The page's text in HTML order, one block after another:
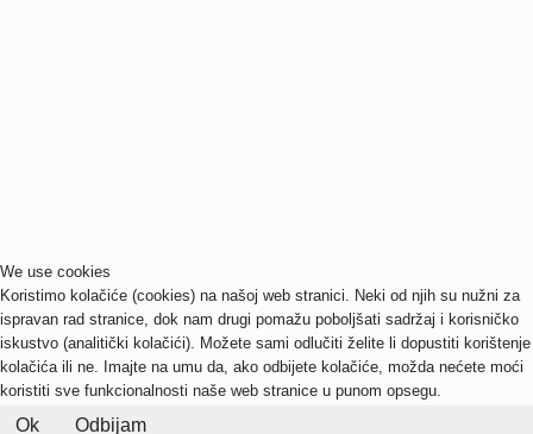
We use cookies
Koristimo kolačiće (cookies) na našoj web stranici. Neki od njih su nužni za
ispravan rad stranice, dok nam drugi pomažu poboljšati sadržaj i korisničko
iskustvo (analitički kolačići). Možete sami odlučiti želite li dopustiti korištenje
kolačića ili ne. Imajte na umu da, ako odbijete kolačiće, možda nećete moći
koristiti sve funkcionalnosti naše web stranice u punom opsegu.
Ok Odbijam